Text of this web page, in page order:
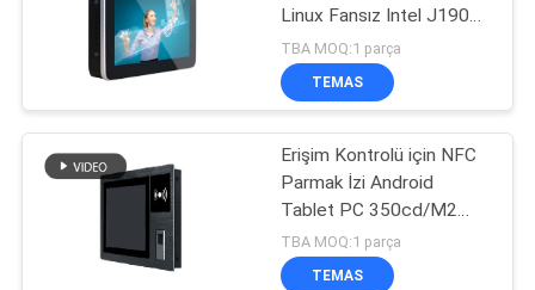
Linux Fansız Intel J1900
/ Z8350
TBA MOQ:1 parça
TEMAS
Erişim Kontrolü için NFC
Parmak İzi Android
Tablet PC 350cd/M2
RK3288
TBA MOQ:1 parça
TEMAS